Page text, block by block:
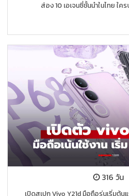
ส่อง 10 เอเจนซี่ชั้นนำในไทย ใค
316 วัน
เปิดสเปก Vivo Y21d มือถือรุ่นเริ่มต้น